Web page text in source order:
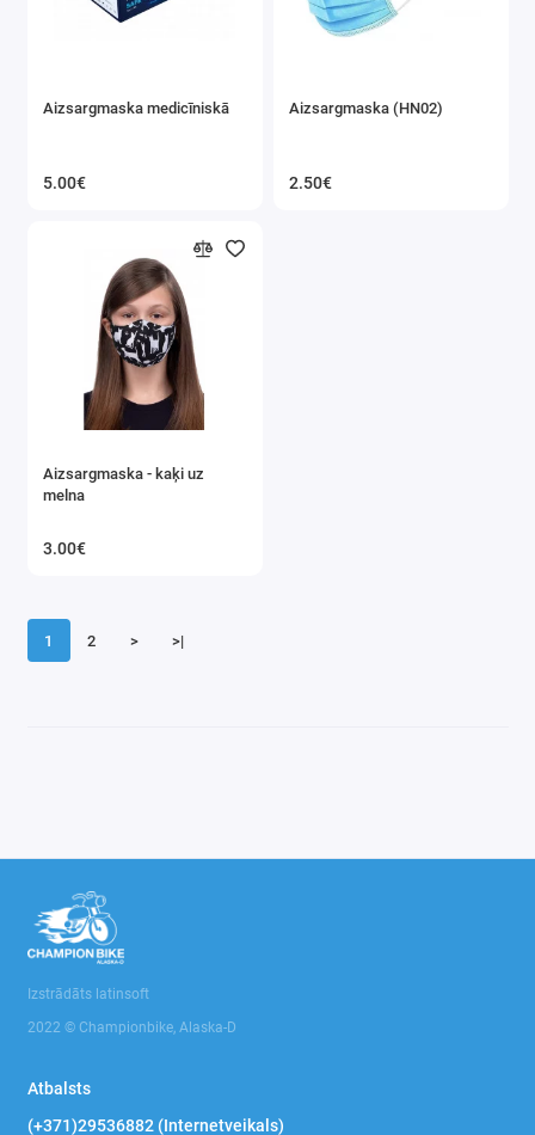
Aizsargmaska medicīniskā
5.00€
Aizsargmaska ​​(HN02)
2.50€
Aizsargmaska ​​- kaķi uz
melna
3.00€
1 2 > >|
Izstrādāts latinsoft
2022 © Championbike, Alaska-D
Atbalsts
(+371)29536882 (Internetveikals)